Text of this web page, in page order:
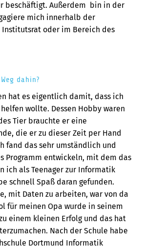
beschäftigt. Außerdem bin in der
mich innerhalb der
Institutsrat oder im Bereich des
dahin?
hat es eigentlich damit, dass ich
wollte. Dessen Hobby waren
Tier brauchte er eine
die er zu dieser Zeit per Hand
fand das sehr umständlich und
Programm entwickeln, mit dem das
ich als Teenager zur Informatik
schnell Spaß daran gefunden.
mit Daten zu arbeiten, war von da
für meinen Opa wurde in seinem
einem kleinen Erfolg und das hat
Nach der Schule habe
Dortmund Informatik